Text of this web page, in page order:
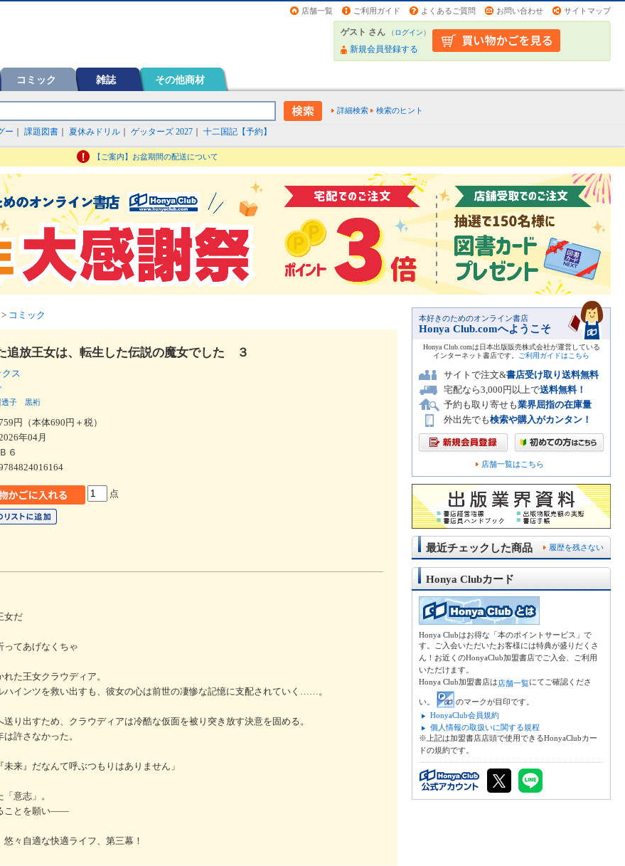
店舗一覧 ご利用ガイド よくあるご質問 お問い合わせ サイトマップ
ゲスト さん （ログイン）
新規会員登録する
コミック 雑誌 その他商材
詳細検索 検索のヒント
ー 課題図書 夏休みドリル ゲッターズ 2027 十二国記【予約】
【ご案内】お盆期間の配送について
> コミック
追放王女は、転生した伝説の魔女でした ３
クス
透子 黒裄
円（本体690円＋税）
年04月
Ｂ６
点
女だ
てあげなくちゃ
た王女クラウディア。
ハインツを救い出すも、彼女の心は前世の凄惨な記憶に支配されていく……。
り出すため、クラウディアは冷酷な仮面を被り突き放す決意を固める。
許さなかった。
来』だなんて呼ぶつもりはありません」
意志」。
ことを願い――
々自適な快適ライフ、第三幕！
本好きのためのオンライン書店
Honya Club.comへようこそ
Honya Club.comは日本出版販売株式会社が運営している
インターネット書店です。
ご利用ガイドはこちら
サイトで注文&書店受け取り送料無料
宅配なら3,000円以上で送料無料！
予約も取り寄せも業界屈指の在庫量
外出先でも検索や購入がカンタン！
店舗一覧はこちら
履歴を残さない
最近チェックした商品
Honya Clubカード
Honya Clubはお得な「本のポイントサービス」で
す。ご入会いただいたお客様には特典が盛りだくさ
ん！お近くのHonyaClub加盟書店でご入会、ご利用
いただけます。
Honya Club加盟書店は店舗一覧にてご確認くださ
い。
のマークが目印です。
HonyaClub会員規約
個人情報の取扱いに関する規程
※上記は加盟書店店頭で使用できるHonyaClubカー
ドの規約です。